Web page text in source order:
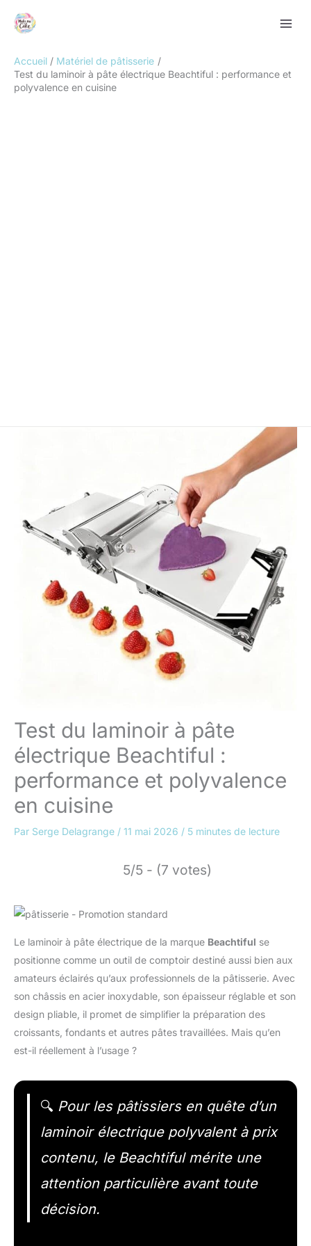
Accueil
Matériel de pâtisserie
Test du laminoir à pâte électrique Beachtiful : performance et
polyvalence en cuisine
Test du laminoir à pâte
électrique Beachtiful :
performance et polyvalence
en cuisine
Par Serge Delagrange / 11 mai 2026 / 5 minutes de lecture
5/5 - (7 votes)
Le laminoir à pâte électrique de la marque Beachtiful se
positionne comme un outil de comptoir destiné aussi bien aux
amateurs éclairés qu’aux professionnels de la pâtisserie. Avec
son châssis en acier inoxydable, son épaisseur réglable et son
design pliable, il promet de simplifier la préparation des
croissants, fondants et autres pâtes travaillées. Mais qu’en
est-il réellement à l’usage ?
🔍 Pour les pâtissiers en quête d’un
laminoir électrique polyvalent à prix
contenu, le Beachtiful mérite une
attention particulière avant toute
décision.